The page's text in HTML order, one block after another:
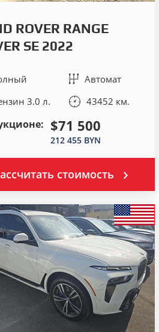
ROVER RANGE
SE 2022
Автомат
3.0 л.
43452 км.
$71 500
212 455 BYN
стоимость